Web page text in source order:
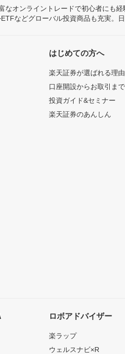
なオンライントレードで初心者にも
などグローバル投資商品も充実。
はじめての方へ
楽天証券が選ばれる理由
口座開設からお取引ま
投資ガイド&セミナー
楽天証券のあんしん
ロボアドバイザー
楽ラップ
ウェルスナビ×R